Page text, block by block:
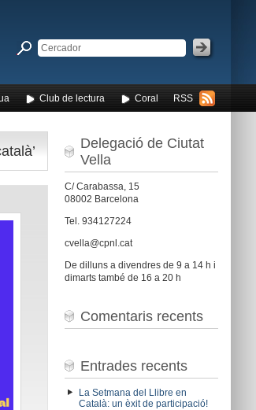
RSS
Club de lectura Coral
Delegació de Ciutat
Vella
C/ Carabassa, 15
08002 Barcelona
Tel. 934127224
cvella@cpnl.cat
De dilluns a divendres de 9 a 14 h i
dimarts també de 16 a 20 h
Comentaris recents
Entrades recents
La Setmana del Llibre en
Català: un èxit de participació!